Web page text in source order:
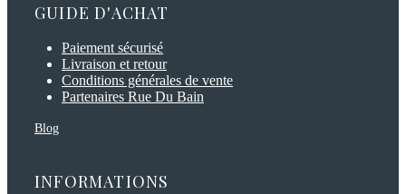
GUIDE D'ACHAT
Paiement sécurisé
Livraison et retour
Conditions générales de vente
Partenaires Rue Du Bain
Blog
INFORMATIONS